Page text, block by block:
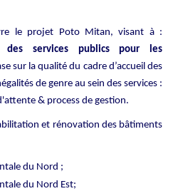
le projet Poto Mitan, visant à :
services publics pour les
sur la qualité du cadre d’accueil des
de genre au sein des services :
& process de gestion.
et rénovation des bâtiments
du Nord ;
du Nord Est;